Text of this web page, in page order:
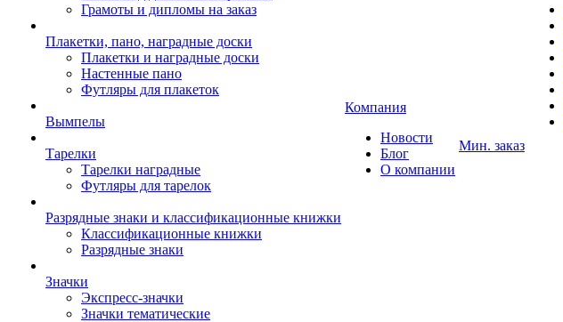
Грамоты и дипломы на заказ
Плакетки, пано, наградные доски
Плакетки и наградные доски
Настенные пано
Футляры для плакеток
Вымпелы
Тарелки
Тарелки наградные
Футляры для тарелок
Разрядные знаки и классификационные книжки
Классификационные книжки
Разрядные знаки
Значки
Экспресс-значки
Значки тематические
Компания
Новости
Блог
О компании
Мин. заказ